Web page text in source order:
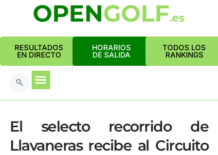
RESULTADOS
EN DIRECTO
HORARIOS
DE SALIDA
TODOS LOS
RANKINGS
El selecto recorrido de
Llavaneras recibe al Circuito